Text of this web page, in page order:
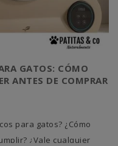
GATOS: CÓMO
ANTES DE COMPRAR
para gatos? ¿Cómo
¿Vale cualquier